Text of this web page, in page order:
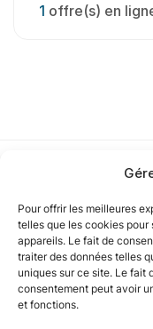
Pour offrir les meilleures
telles que les cookies
appareils. Le fait de
traiter des données telles
uniques sur ce site. Le fait
consentement peut avoir
et fonctions.
1 offre(s) en
Notre politique
Nos agences